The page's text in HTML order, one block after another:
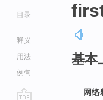
目录
释义
用法
例句
基本
网络